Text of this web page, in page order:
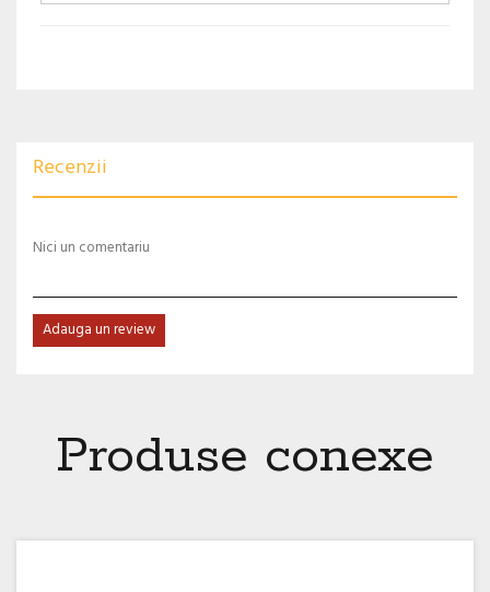
Recenzii
Nici un comentariu
Adauga un review
Produse conexe